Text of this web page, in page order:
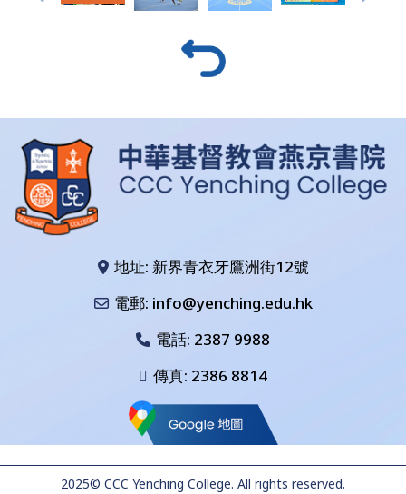
地址: 新界青衣牙鷹洲街12號
電郵: info@yenching.edu.hk
電話: 2387 9988
傳真: 2386 8814
2025© CCC Yenching College. All rights reserved.